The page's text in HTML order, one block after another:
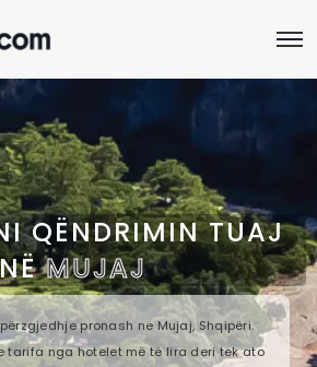
QËNDRIMIN TUAJ
MUJAJ
pronash në Mujaj, Shqipëri.
tarifa nga hotelet më të lira deri tek ato